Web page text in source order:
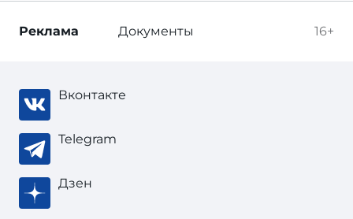
16+
Реклама Документы
Вконтакте
Telegram
Дзен